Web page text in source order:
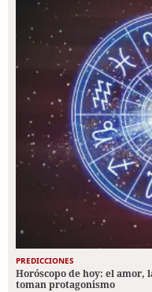
PREDICCIONES
Horóscopo de hoy: el
toman protagonismo